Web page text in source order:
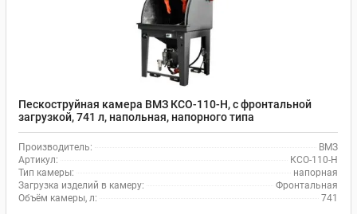
Пескоструйная камера ВМЗ КСО-110-Н, с фронтальной
загрузкой, 741 л, напольная, напорного типа
Производитель:
ВМЗ
Артикул:
КСО-110-Н
Тип камеры:
напорная
Загрузка изделий в камеру:
Фронтальная
Объём камеры, л:
741